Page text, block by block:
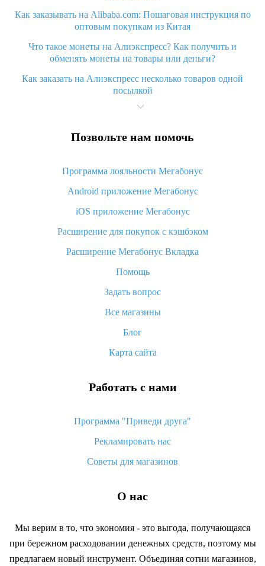
Как заказывать на Alibaba.com: Пошаговая инструкция по
оптовым покупкам из Китая
Что такое монеты на Алиэкспресс? Как получить и
обменять монеты на товары или деньги?
Как заказать на Алиэкспресс несколько товаров одной
посылкой
Что значит статус «Заказ закрыт» на Алиэкспресс и что
Что делать, если Алиэкспресс просит ввести паспортные
Как узнать, куда пришла посылка с Алиэкспресс
Вы отменили заказ на Алиэкспресс, когда вернут деньги?
Что такое баллы на Алиэкспресс, как их получить и
«AliExpress Standard Shipping»: что это за метод доставки и
как его отслеживать
Как покупать оптом на Алиэкспресс
Что делать, если не пришел товар с Алиэкспресс
возврата денег
Позвольте нам помочь
Программа лояльности Мегабонус
Android приложение Мегабонус
iOS приложение Мегабонус
Расширение для покупок с кэшбэком
Расширение Мегабонус Вкладка
Помощь
Задать вопрос
Все магазины
Блог
Карта сайта
Работать с нами
Программа "Приведи друга"
Рекламировать нас
Советы для магазинов
О нас
Мы верим в то, что экономия - это выгода, получающаяся
при бережном расходовании денежных средств, поэтому мы
предлагаем новый инструмент. Объединяя сотни магазинов,